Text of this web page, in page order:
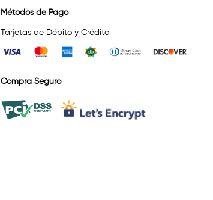
Métodos de Pago
Tarjetas de Débito y Crédito
Compra Seguro